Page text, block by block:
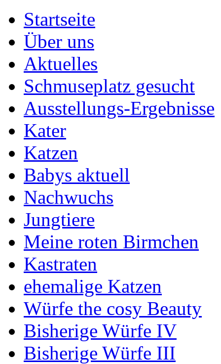
Startseite
Über uns
Aktuelles
Schmuseplatz gesucht
Ausstellungs-Ergebnisse
Kater
Katzen
Babys aktuell
Nachwuchs
Jungtiere
Meine roten Birmchen
Kastraten
ehemalige Katzen
Würfe the cosy Beauty
Bisherige Würfe IV
Bisherige Würfe III